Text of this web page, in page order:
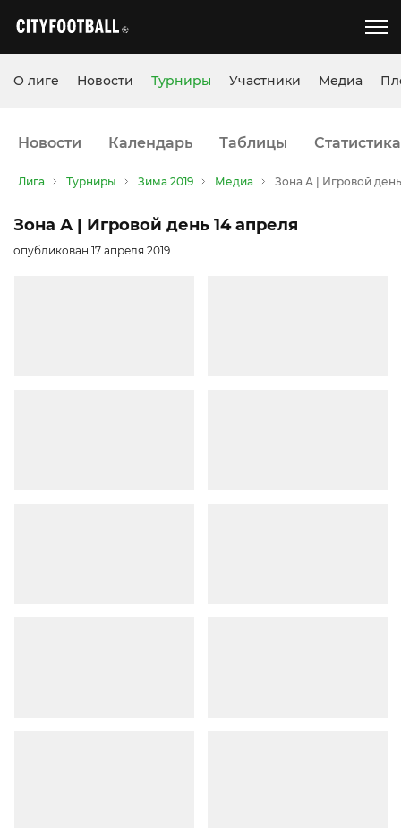
О лиге Новости Турниры Участники Медиа
Новости Календарь Таблицы Статистика
Лига Турниры Зима 2019 Медиа Зона А | Игровой
Зона А | Игровой день 14 апреля
опубликован 17 апреля 2019